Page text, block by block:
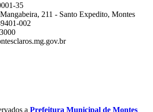
35
211 - Santo Expedito, Montes
002
a Prefeitura Municipal de Montes